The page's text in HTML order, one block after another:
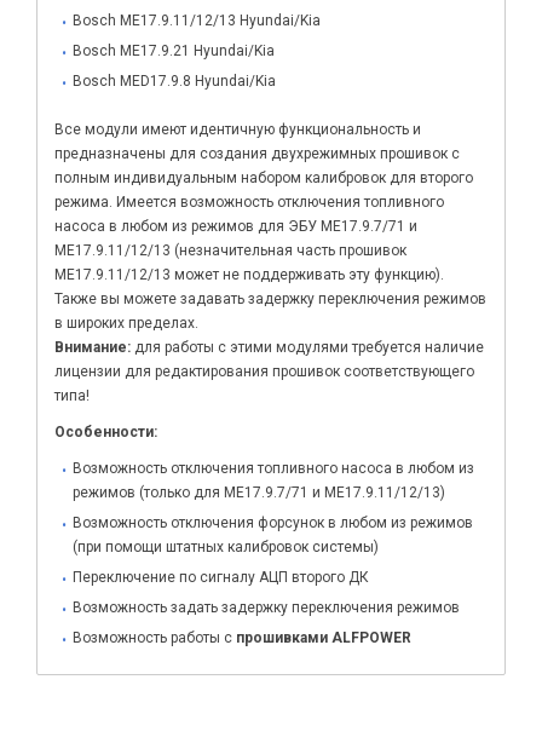
Bosch ME17.9.11/12/13 Hyundai/Kia
Bosch ME17.9.21 Hyundai/Kia
Bosch MED17.9.8 Hyundai/Kia
Все модули имеют идентичную функциональность и
предназначены для создания двухрежимных прошивок с
полным индивидуальным набором калибровок для второго
режима. Имеется возможность отключения топливного
насоса в любом из режимов для ЭБУ ME17.9.7/71 и
ME17.9.11/12/13 (незначительная часть прошивок
ME17.9.11/12/13 может не поддерживать эту функцию).
Также вы можете задавать задержку переключения режимов
в широких пределах.
Внимание: для работы с этими модулями требуется наличие
лицензии для редактирования прошивок соответствующего
типа!
Особенности:
Возможность отключения топливного насоса в любом из
режимов (только для ME17.9.7/71 и ME17.9.11/12/13)
Возможность отключения форсунок в любом из режимов
(при помощи штатных калибровок системы)
Переключение по сигналу АЦП второго ДК
Возможность задать задержку переключения режимов
Возможность работы с прошивками ALFPOWER